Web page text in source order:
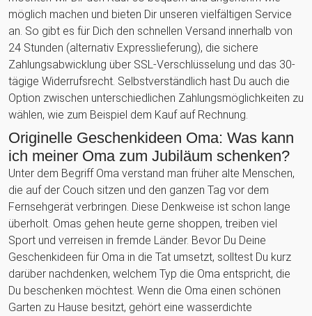
möglich machen und bieten Dir unseren vielfältigen Service
an. So gibt es für Dich den schnellen Versand innerhalb von
24 Stunden (alternativ Expresslieferung), die sichere
Zahlungsabwicklung über SSL-Verschlüsselung und das 30-
tägige Widerrufsrecht. Selbstverständlich hast Du auch die
Option zwischen unterschiedlichen Zahlungsmöglichkeiten zu
wählen, wie zum Beispiel dem Kauf auf Rechnung.
Originelle Geschenkideen Oma: Was kann
ich meiner Oma zum Jubiläum schenken?
Unter dem Begriff Oma verstand man früher alte Menschen,
die auf der Couch sitzen und den ganzen Tag vor dem
Fernsehgerät verbringen. Diese Denkweise ist schon lange
überholt. Omas gehen heute gerne shoppen, treiben viel
Sport und verreisen in fremde Länder. Bevor Du Deine
Geschenkideen für Oma in die Tat umsetzt, solltest Du kurz
darüber nachdenken, welchem Typ die Oma entspricht, die
Du beschenken möchtest. Wenn die Oma einen schönen
Garten zu Hause besitzt, gehört eine wasserdichte